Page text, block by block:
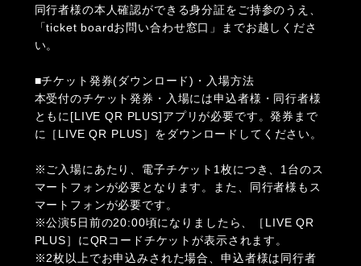
同行者様の本人確認ができる身分証をご持参のうえ、
「ticket boardお問い合わせ窓口」までお越しくださ
い。
■チケット発券(ダウンロード)・入場方法
本受付のチケット発券・入場には申込者様・同行者様
ともに[LIVE QR PLUS]アプリが必要です。発券まで
に［LIVE QR PLUS］をダウンロードしてください。
※ご入場にあたり、電子チケット1枚につき、1台のス
マートフォンが必要となります。また、同行者様もス
マートフォンが必要です。
※公演5日前の20:00頃になりましたら、［LIVE QR
PLUS］にQRコードチケットが表示されます。
※2枚以上でお申込みされた場合、申込者様は同行者